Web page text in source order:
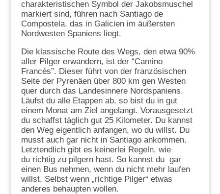
charakteristischen Symbol der Jakobsmuschel
markiert sind, führen nach Santiago de
Compostela, das in Galicien im äußersten
Nordwesten Spaniens liegt.
Die klassische Route des Wegs, den etwa 90%
aller Pilger erwandern, ist der “Camino
Francés”. Dieser führt von der französischen
Seite der Pyrenäen über 800 km gen Westen
quer durch das Landesinnere Nordspaniens.
Läufst du alle Etappen ab, so bist du in gut
einem Monat am Ziel angelangt. Vorausgesetzt
du schaffst täglich gut 25 Kilometer. Du kannst
den Weg eigentlich anfangen, wo du willst. Du
musst auch gar nicht in Santiago ankommen.
Letztendlich gibt es keinerlei Regeln, wie
du richtig zu pilgern hast. So kannst du gar
einen Bus nehmen, wenn du nicht mehr laufen
willst. Selbst wenn „richtige Pilger“ etwas
anderes behaupten wollen.